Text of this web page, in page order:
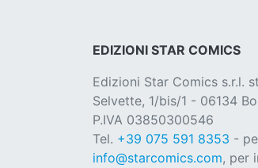
EDIZIONI STAR COMICS
Edizioni Star Comics s.r.l.
Selvette, 1/bis/1 - 06134
P.IVA 03850300546
Tel. +39 075 591 8353 -
info@starcomics.com, per